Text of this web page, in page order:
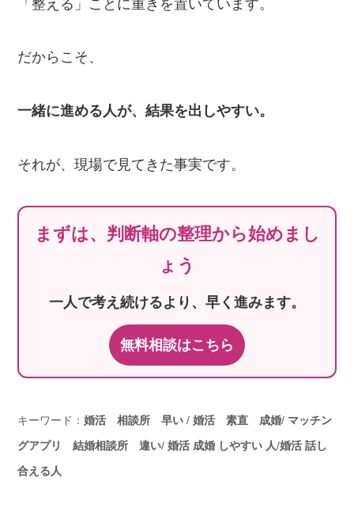
「整える」ことに重きを置いています。
だからこそ、
一緒に進める人が、結果を出しやすい。
それが、現場で見てきた事実です。
まずは、判断軸の整理から始めまし
ょう
一人で考え続けるより、早く進みます。
無料相談はこちら
キーワード：婚活 相談所 早い /婚活 素直 成婚/ マッチン
グアプリ 結婚相談所 違い/婚活 成婚 しやすい 人/婚活 話し
合える人